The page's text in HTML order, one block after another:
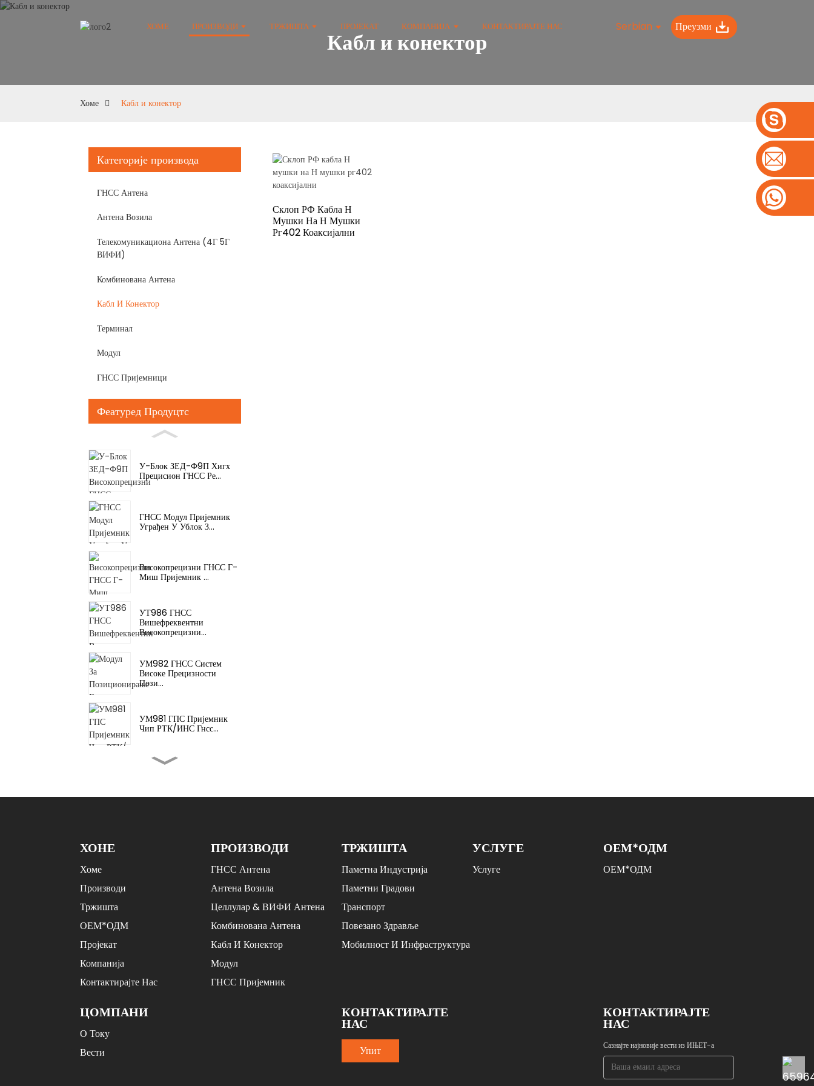
ХОМЕ ПРОИЗВОДИ ТРЖИШТА ПРОЈЕКАТ КОМПАНИЈА КОНТАКТИРАЈТЕ НАС Serbian Преузми
Кабл и конектор
Хоме Кабл и конектор
Категорије производа
ГНСС Антена
Антена Возила
Телекомуникациона Антена (4Г 5Г
ВИФИ)
Комбинована Антена
Кабл И Конектор
Терминал
Модул
ГНСС Пријемници
Феатуред Продуцтс
У-Блок ЗЕД-Ф9П Хигх
Прецисион ГНСС Ре...
ГНСС Модул Пријемник
Уграђен У Ублок З...
Високопрецизни ГНСС Г-
Миш Пријемник ...
УТ986 ГНСС
Вишефреквентни
Високопрецизни...
УМ982 ГНСС Систем
Високе Прецизности
Пози...
УМ981 ГПС Пријемник
Чип РТК/ИНС Гнсс...
УМ980 ГНСС Алл-
Склоп РФ Кабла Н
Мушки На Н Мушки
Рг402 Коаксијални
ХОНЕ
Хоме
Производи
Тржишта
ОЕМ*ОДМ
Пројекат
Компанија
Контактирајте Нас
ПРОИЗВОДИ
ГНСС Антена
Антена Возила
Целлулар & ВИФИ Антена
Комбинована Антена
Кабл И Конектор
Модул
ГНСС Пријемник
ТРЖИШТА
Паметна Индустрија
Паметни Градови
Транспорт
Повезано Здравље
Мобилност И Инфраструктура
УСЛУГЕ
Услуге
ОЕМ*ОДМ
ОЕМ*ОДМ
ЦОМПАНИ
О Току
Вести
КОНТАКТИРАЈТЕ
НАС
Упит
КОНТАКТИРАЈТЕ
НАС
Сазнајте најновије вести из ИЊЕТ-а